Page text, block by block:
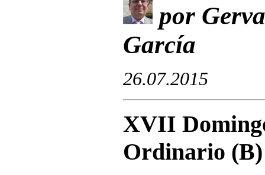
por
García
26.07.2015
XVII
Ordinario (B)